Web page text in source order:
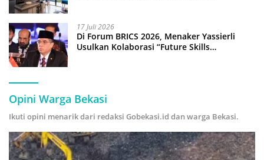
17 Juli 2026
Di Forum BRICS 2026, Menaker Yassierli
Usulkan Kolaborasi “Future Skills
Opini Warga Bekasi
Ikuti opini menarik dari redaksi Gobekasi.id dan warga Bekasi.